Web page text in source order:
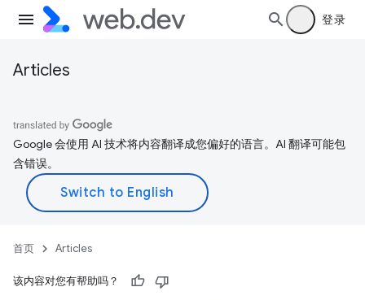
登录
Articles
Google 会使用 AI 技术将内容翻译成您偏好的语言。AI 翻译可能包
含错误。
首页 Articles
该内容对您有帮助吗？